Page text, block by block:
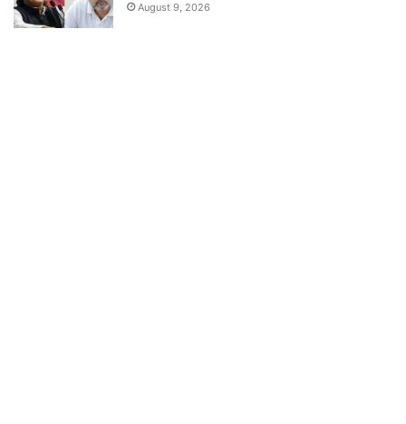
August 9, 2026